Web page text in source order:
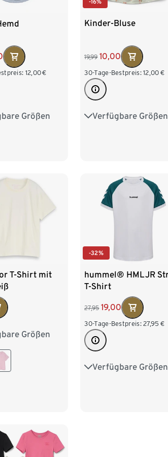
12,00€
Größen
134/140
-16%
Kinder-Bluse
19,99 10,00
30-Tage-Bestpreis: 12,00 €
Verfügbare Größen
122/128 134/140
T-Shirt mit
Größen
152 164
-32%
hummel® HMLJR
T-Shirt
27,95 19,00
30-Tage-Bestpreis: 27,95 €
Verfügbare Größen
110/116 122/128